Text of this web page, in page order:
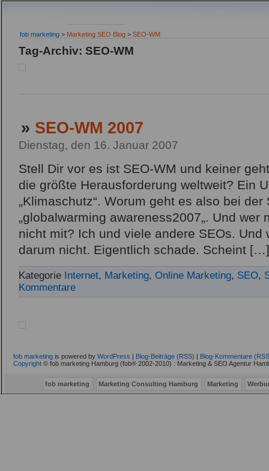
fob marketing > Marketing SEO Blog > SEO-WM
Tag-Archiv: SEO-WM
» SEO-WM 2007
Dienstag, den 16. Januar 2007
Stell Dir vor es ist SEO-WM und keiner
die größte Herausforderung weltweit? Ein
„Klimaschutz“. Worum geht es also bei der
„globalwarming awareness2007„. Und wer
nicht mit? Ich und viele andere SEOs. Und
darum nicht. Eigentlich schade. Scheint […]
Kategorie Internet, Marketing, Online Marketing, SEO,
Kommentare
fob marketing is powered by WordPress Blog-Beiträge (RSS)
Blog-Kommentare
Copyright © fob marketing Hamburg (fob® 2002-2010) : Marketing & SEO Agentur
fob marketing Marketing Consulting Hamburg Marketing